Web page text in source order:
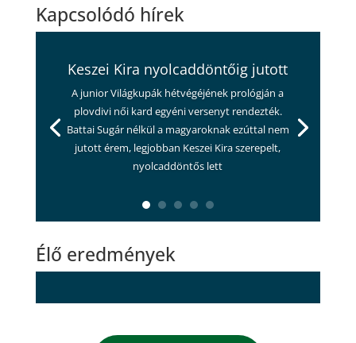
Kapcsolódó hírek
Keszei Kira nyolcaddöntőig jutott
A junior Világkupák hétvégéjének prológján a
plovdivi női kard egyéni versenyt rendezték.
Battai Sugár nélkül a magyaroknak ezúttal nem
jutott érem, legjobban Keszei Kira szerepelt,
nyolcaddöntős lett
Élő eredmények